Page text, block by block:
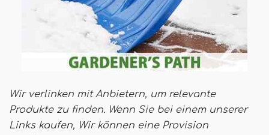
Wir verlinken mit Anbietern, um relevante
Produkte zu finden. Wenn Sie bei einem unserer
Links kaufen, Wir können eine Provision